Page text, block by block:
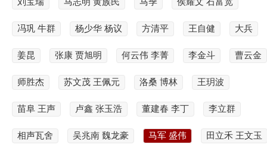
冯巩 牛群 杨少华 杨议 方清平 王自健 大兵
姜昆 张康 贾旭明 何云伟 李菁 李金斗 曹云金
师胜杰 苏文茂 王佩元 洛桑 博林 王玥波
苗阜 王声 卢鑫 张玉浩 董建春 李丁 李立群
相声瓦舍 吴兆南 魏龙豪 马军 盛伟 田立禾 王文玉